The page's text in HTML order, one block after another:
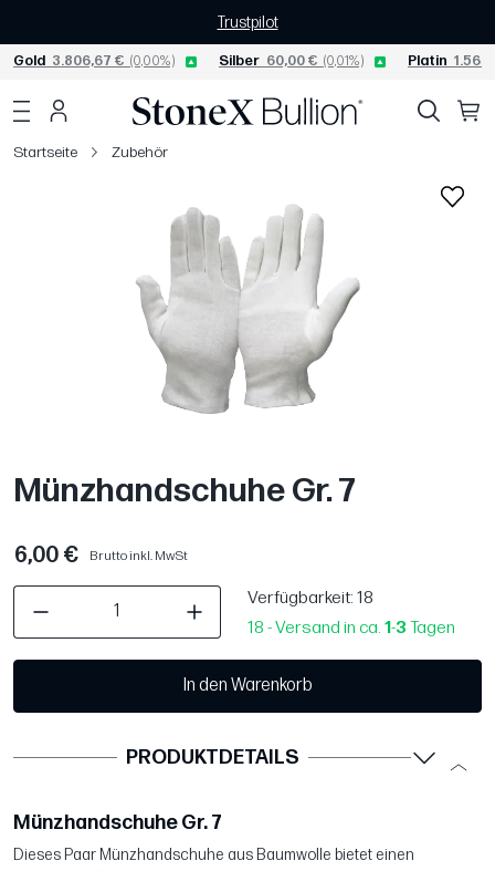
Trustpilot
Gold 3.806,67 € (0,00%) Silber 60,00 € (0,01%) Platin
Startseite Zubehör
Münzhandschuhe Gr. 7
6,00 € Brutto inkl. MwSt
Verfügbarkeit: 18
18 - Versand in ca. 1-3 Tagen
In den Warenkorb
PRODUKTDETAILS
Münzhandschuhe Gr. 7
Dieses Paar Münzhandschuhe aus Baumwolle bietet einen